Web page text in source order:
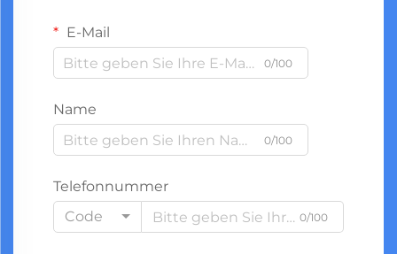
E-Mail
0/100
Name
0/100
Telefonnummer
Code
0/100